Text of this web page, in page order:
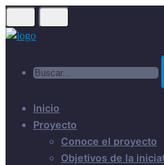
Skip
to
Inicio
Proyecto
Conoce el proyecto
Objetivos de la